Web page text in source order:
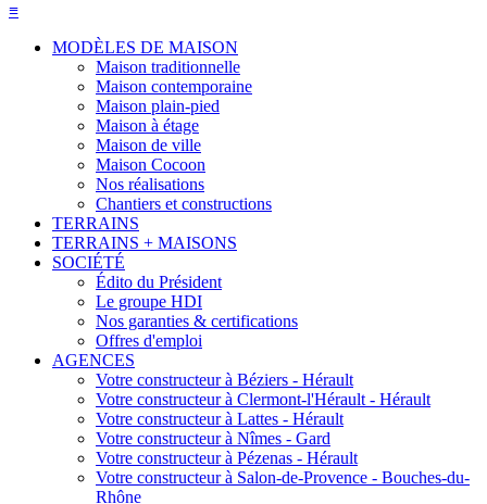
≡
MODÈLES DE MAISON
Maison traditionnelle
Maison contemporaine
Maison plain-pied
Maison à étage
Maison de ville
Maison Cocoon
Nos réalisations
Chantiers et constructions
TERRAINS
TERRAINS + MAISONS
SOCIÉTÉ
Édito du Président
Le groupe HDI
Nos garanties & certifications
Offres d'emploi
AGENCES
Votre constructeur à Béziers - Hérault
Votre constructeur à Clermont-l'Hérault - Hérault
Votre constructeur à Lattes - Hérault
Votre constructeur à Nîmes - Gard
Votre constructeur à Pézenas - Hérault
Votre constructeur à Salon-de-Provence - Bouches-du-
Rhône